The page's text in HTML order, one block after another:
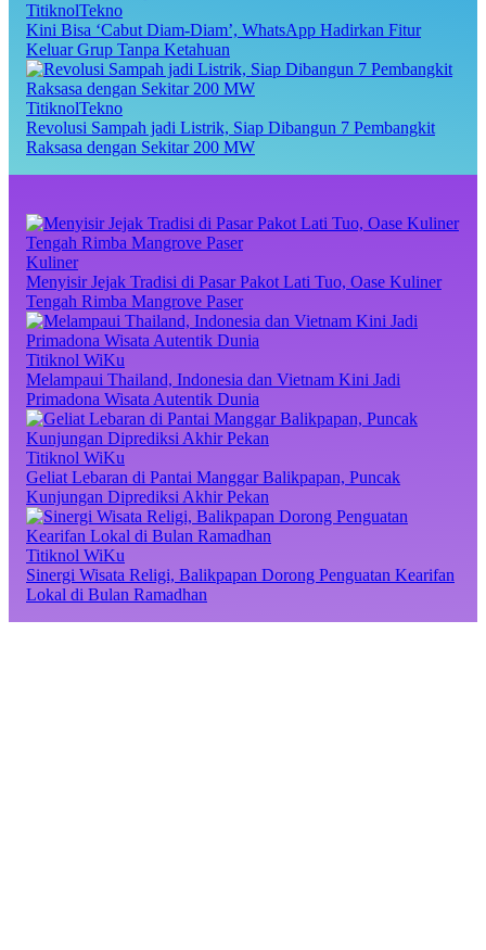
TitiknolTekno
Kini Bisa ‘Cabut Diam-Diam’, WhatsApp Hadirkan Fitur
Keluar Grup Tanpa Ketahuan
TitiknolTekno
Revolusi Sampah jadi Listrik, Siap Dibangun 7 Pembangkit
Raksasa dengan Sekitar 200 MW
Kuliner
Menyisir Jejak Tradisi di Pasar Pakot Lati Tuo, Oase Kuliner
Tengah Rimba Mangrove Paser
Titiknol WiKu
Melampaui Thailand, Indonesia dan Vietnam Kini Jadi
Primadona Wisata Autentik Dunia
Titiknol WiKu
Geliat Lebaran di Pantai Manggar Balikpapan, Puncak
Kunjungan Diprediksi Akhir Pekan
Titiknol WiKu
Sinergi Wisata Religi, Balikpapan Dorong Penguatan Kearifan
Lokal di Bulan Ramadhan